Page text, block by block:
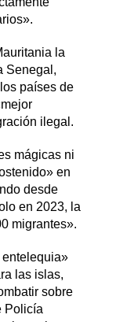
la
Senegal,
países de
ilegal.
mágicas ni
en
desde
en 2023, la
migrantes».
entelequia»
las islas,
sobre
Policía